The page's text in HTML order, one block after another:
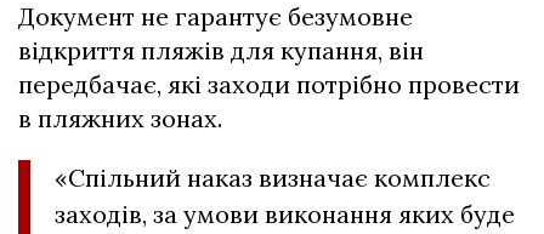
Документ не гарантує безумовне
відкриття пляжів для купання, він
передбачає, які заходи потрібно провести
в пляжних зонах.
«Спільний наказ визначає комплекс
заходів, за умови виконання яких буде